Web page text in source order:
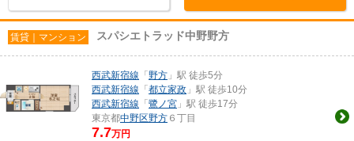
賃貸｜マンション スパシエトラッド中野野方
西武新宿線 「 野方 」駅 徒歩5分
西武新宿線 「 都立家政 」駅 徒歩10分
西武新宿線 「 鷺ノ宮 」駅 徒歩17分
東京都中野区野方 ６丁目
7.7万円